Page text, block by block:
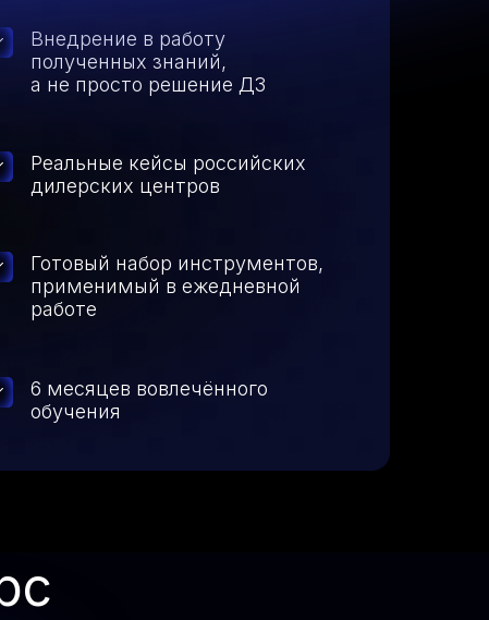
курс
Внедрение в работу
полученных знаний,
а не просто решение ДЗ
Реальные кейсы российских
дилерских центров
Готовый набор инструментов,
применимый в ежедневной
работе
6 месяцев вовлечённого
обучения